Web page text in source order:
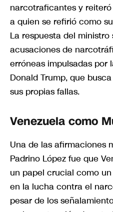
narcotraficantes y
a quien se refirió como
La respuesta del ministro
acusaciones de
erróneas impulsadas por
Donald Trump, que
sus propias fallas.
Venezuela como
Una de las afirmaciones
Padrino López fue que
un papel crucial como
en la lucha contra el
pesar de los